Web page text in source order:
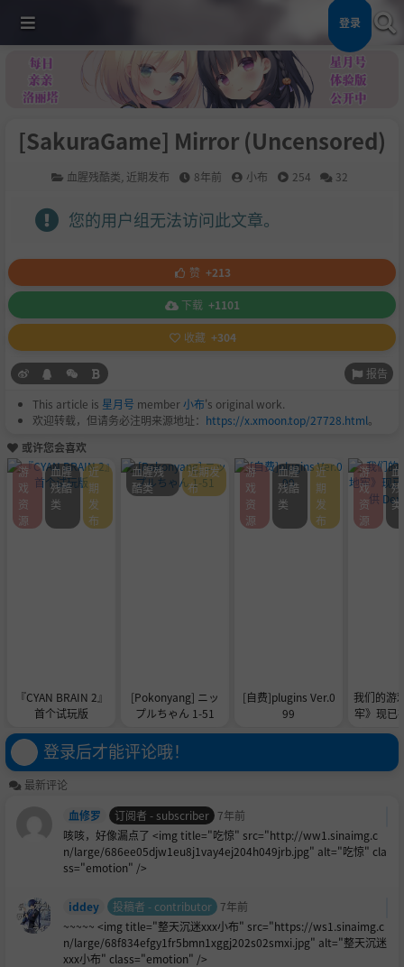
登录
[SakuraGame] Mirror (Uncensored)
血腥残酷类 近期发布 8年前 小布 254 32
您的用户组无法访问此文章。
赞 +213
下载 +1101
收藏 +304
报告
This article is 星月号 member小布's original work.
欢迎转载，但请务必注明来源地址： https://x.xmoon.top/27728.html。
或许您会喜欢
『CYAN BRAIN 2』
首个试玩版
游
戏
资
源
血腥
残酷
类
近
期
发
布
[Pokonyang] ニッ
プルちゃん 1-51
血腥残
酷类
近期发
布
[自费]plugins Ver.0
99
游
戏
资
源
血腥
残酷
类
近
期
发
布
我们的游
牢》现已
游
戏
资
源
类
登录后才能评论哦！
最新评论
血修罗
订阅者 - subscriber 7年前
咳咳，好像漏点了 <img title="吃惊" src="http://ww1.sinaimg.c
n/large/686ee05djw1eu8j1vay4ej204h049jrb.jpg" alt="吃惊" cla
ss="emotion" />
iddey 投稿者 - contributor 7年前
~~~~~ <img title="整天沉迷xxx小布" src="https://ws1.sinaimg.c
n/large/68f834efgy1fr5bmn1xggj202s02smxi.jpg" alt="整天沉迷
xxx小布" class="emotion" />